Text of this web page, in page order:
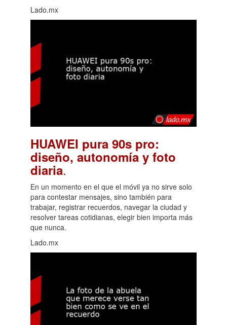
Lado.mx
HUAWEI pura 90s pro:
diseño, autonomía y foto
diaria.
En un momento en el que el móvil ya no sirve solo
para contestar mensajes, sino también para
trabajar, registrar recuerdos, navegar la ciudad y
resolver tareas cotidianas, elegir bien importa más
que nunca.
Lado.mx